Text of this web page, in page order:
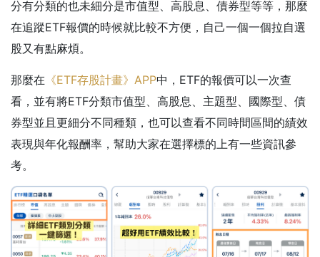
分有分類的也未細分是市值型、高股息、債券型等等，那麼
在追蹤ETF報價的時候就比較不方便，自己一個一個拉自選
股又有點麻煩。
那麼在 《ETF存股計畫》APP中，ETF的報價可以一次查
看，並有將ETF分類市值型、高股息、主題型、國際型、債
券型並且更細分不同種類，也可以查看不同時間區間的績效
表現與年化報酬率，幫助大家在選擇標的上有一些資訊參
考。